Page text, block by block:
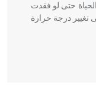
حتى لو فقدت
تغيير درجة حرارة